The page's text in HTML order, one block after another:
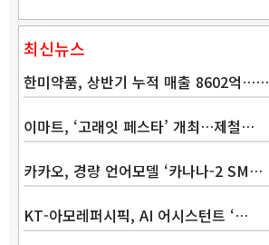
최신뉴스
한미약품, 상반기 누적 매출 8602억……
이마트, ‘고래잇 페스타’ 개최…제철…
카카오, 경량 언어모델 ‘카나나-2 SM…
KT-아모레퍼시픽, AI 어시스턴트 ‘…